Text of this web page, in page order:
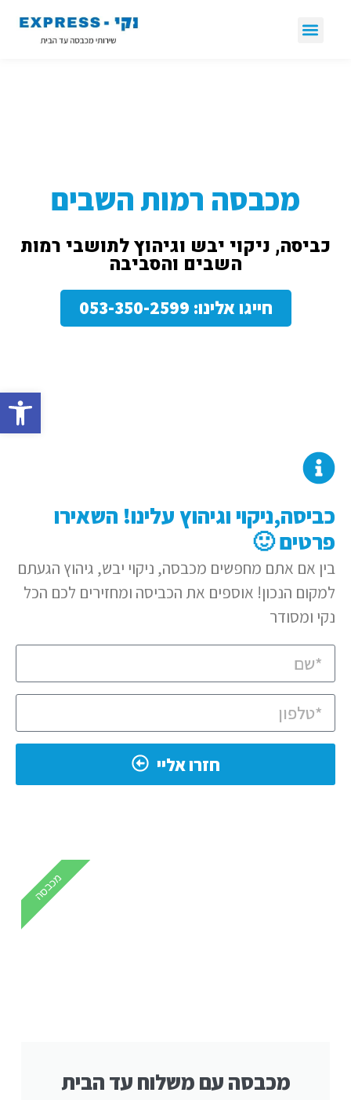
פתח
מכבסה רמות השבים
כביסה, ניקוי יבש וגיהוץ לתושבי רמות
השבים והסביבה
חייגו אלינו: 053-350-2599
כביסה,ניקוי וגיהוץ עלינו! השאירו
פרטים 🙂
בין אם אתם מחפשים מכבסה, ניקוי יבש, גיהוץ הגעתם
למקום הנכון! אוספים את הכביסה ומחזירים לכם הכל
נקי ומסודר
חזרו אליי
מכבסה עם משלוח עד הבית
מכבסה